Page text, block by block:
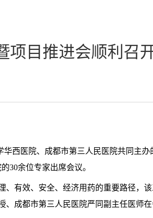
项目推进会顺利召
西医院、成都市第三人民医院共同主办
30余位专家出席会议。
有效、安全、经济用药的重要路径，
成都市第三人民医院严同副主任医师